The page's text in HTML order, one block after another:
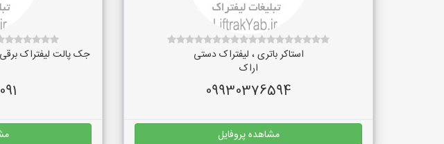
استاکر باتری ، لیفتراک دستی
اراک
09930376594
مشاهده پروفایل
جک پالت لیفتراک